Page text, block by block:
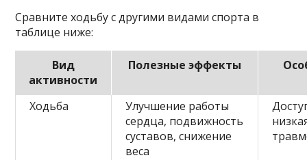
Сравните ходьбу с другими видами спорта в
таблице ниже:
Вид
активности
Полезные эффекты
Ходьба
Улучшение работы
сердца, подвижность
суставов, снижение
веса